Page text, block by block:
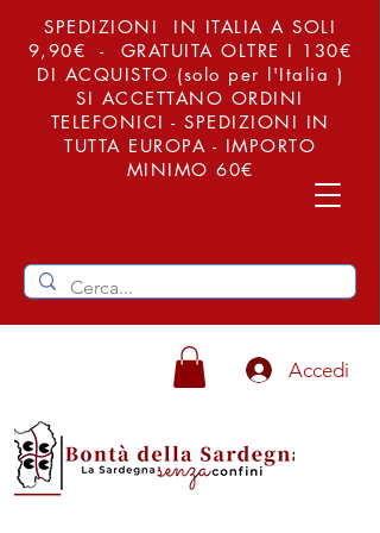
SPEDIZIONI IN ITALIA A SOLI
9,90€ - GRATUITA OLTRE I 130€
DI ACQUISTO (solo per l'Italia )
SI ACCETTANO ORDINI
TELEFONICI - SPEDIZIONI IN
TUTTA EUROPA - IMPORTO
MINIMO 60€
Accedi